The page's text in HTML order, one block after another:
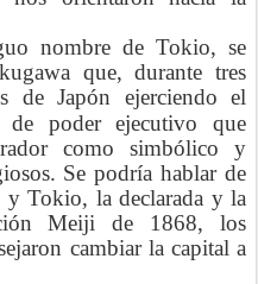
nombre de Tokio, se
que, durante tres
de Japón ejerciendo el
de poder ejecutivo que
como simbólico y
Se podría hablar de
Tokio, la declarada y la
Meiji de 1868, los
cambiar la capital a